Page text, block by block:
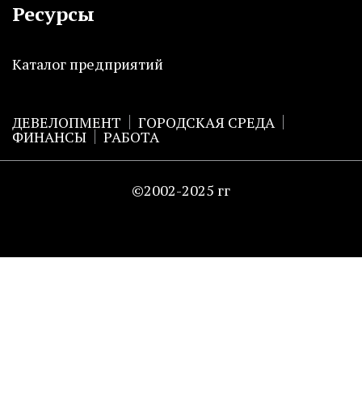
Ресурсы
Каталог предприятий
ДЕВЕЛОПМЕНТ ГОРОДСКАЯ СРЕДА
ФИНАНСЫ РАБОТА
©2002-2025 гг